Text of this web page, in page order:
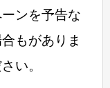
ンを予告な
もがありま
い。